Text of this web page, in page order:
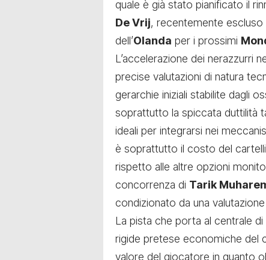
quale è già stato pianificato il
De Vrij, recentemente escluso
dell’Olanda per i prossimi
L’accelerazione dei nerazzurri
precise valutazioni di natura
gerarchie iniziali stabilite dagli
soprattutto la spiccata duttilità
ideali per integrarsi nei
è soprattutto il costo del
rispetto alle altre opzioni
concorrenza di Tarik
condizionato da una
La pista che porta al centrale
rigide pretese economiche del
valore del giocatore in quanto